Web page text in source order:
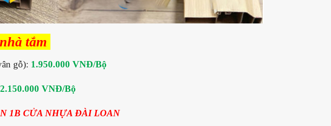
tắm
gỗ): 1.950.000 VNĐ/Bộ
2.150.000 VNĐ/Bộ
1B CỬA NHỰA ĐÀI LOAN